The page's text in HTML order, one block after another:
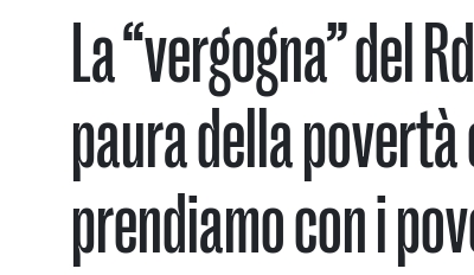
La “vergogna” del
paura della povertà
prendiamo con i